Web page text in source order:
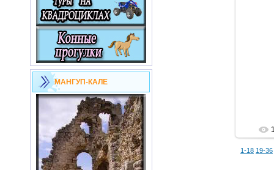
МАНГУП-КАЛЕ
1-18 19-36